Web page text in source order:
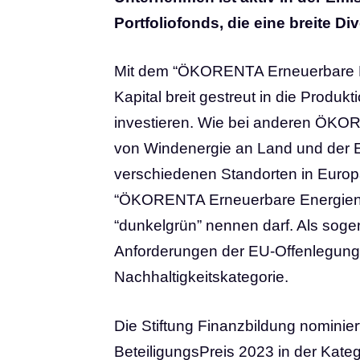
Portfoliofonds, die eine breite
Mit dem “ÖKORENTA
Kapital breit gestreut in die
investieren. Wie bei anderen
von Windenergie an Land und der
verschiedenen Standorten in
“ÖKORENTA Erneuerbare
“dunkelgrün” nennen darf. Als
Anforderungen der EU-
Nachhaltigkeitskategorie.
Die Stiftung Finanzbildung
BeteiligungsPreis 2023 in der